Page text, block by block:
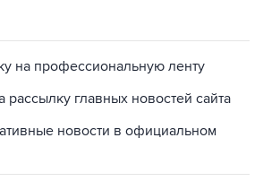
рассылку главных новостей сайта
новости в официальном